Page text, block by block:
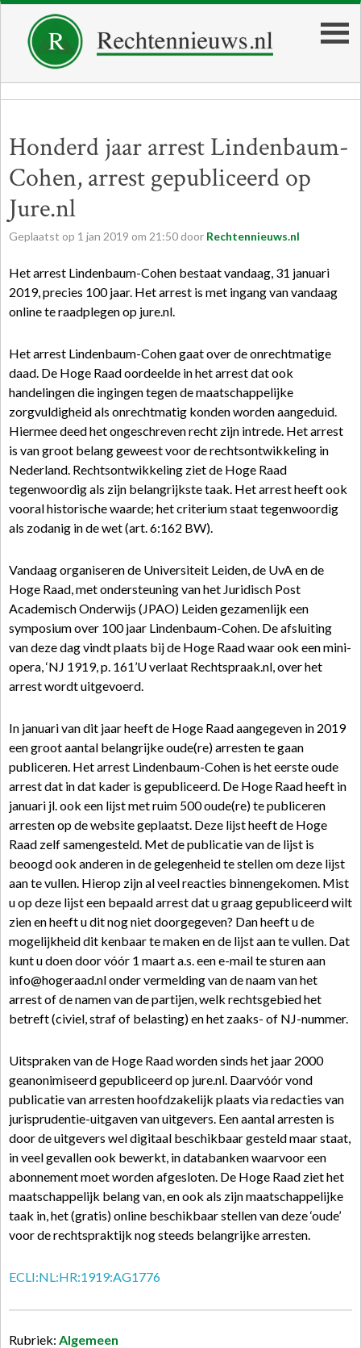
Honderd jaar arrest Lindenbaum-
Cohen, arrest gepubliceerd op
Jure.nl
Geplaatst op 1 jan 2019 om 21:50 door Rechtennieuws.nl
Het arrest Lindenbaum-Cohen bestaat vandaag, 31 januari
2019, precies 100 jaar. Het arrest is met ingang van vandaag
online te raadplegen op jure.nl.
Het arrest Lindenbaum-Cohen gaat over de onrechtmatige
daad. De Hoge Raad oordeelde in het arrest dat ook
handelingen die ingingen tegen de maatschappelijke
zorgvuldigheid als onrechtmatig konden worden aangeduid.
Hiermee deed het ongeschreven recht zijn intrede. Het arrest
is van groot belang geweest voor de rechtsontwikkeling in
Nederland. Rechtsontwikkeling ziet de Hoge Raad
tegenwoordig als zijn belangrijkste taak. Het arrest heeft ook
vooral historische waarde; het criterium staat tegenwoordig
als zodanig in de wet (art. 6:162 BW).
Vandaag organiseren de Universiteit Leiden, de UvA en de
Hoge Raad, met ondersteuning van het Juridisch Post
Academisch Onderwijs (JPAO) Leiden gezamenlijk een
symposium over 100 jaar Lindenbaum-Cohen. De afsluiting
van deze dag vindt plaats bij de Hoge Raad waar ook een mini-
opera, ‘NJ 1919, p. 161’U verlaat Rechtspraak.nl, over het
arrest wordt uitgevoerd.
In januari van dit jaar heeft de Hoge Raad aangegeven in 2019
een groot aantal belangrijke oude(re) arresten te gaan
publiceren. Het arrest Lindenbaum-Cohen is het eerste oude
arrest dat in dat kader is gepubliceerd. De Hoge Raad heeft in
januari jl. ook een lijst met ruim 500 oude(re) te publiceren
arresten op de website geplaatst. Deze lijst heeft de Hoge
Raad zelf samengesteld. Met de publicatie van de lijst is
beoogd ook anderen in de gelegenheid te stellen om deze lijst
aan te vullen. Hierop zijn al veel reacties binnengekomen. Mist
u op deze lijst een bepaald arrest dat u graag gepubliceerd wilt
zien en heeft u dit nog niet doorgegeven? Dan heeft u de
mogelijkheid dit kenbaar te maken en de lijst aan te vullen. Dat
kunt u doen door vóór 1 maart a.s. een e-mail te sturen aan
info@hogeraad.nl onder vermelding van de naam van het
arrest of de namen van de partijen, welk rechtsgebied het
betreft (civiel, straf of belasting) en het zaaks- of NJ-nummer.
Uitspraken van de Hoge Raad worden sinds het jaar 2000
geanonimiseerd gepubliceerd op jure.nl. Daarvóór vond
publicatie van arresten hoofdzakelijk plaats via redacties van
jurisprudentie-uitgaven van uitgevers. Een aantal arresten is
door de uitgevers wel digitaal beschikbaar gesteld maar staat,
in veel gevallen ook bewerkt, in databanken waarvoor een
abonnement moet worden afgesloten. De Hoge Raad ziet het
maatschappelijk belang van, en ook als zijn maatschappelijke
taak in, het (gratis) online beschikbaar stellen van deze ‘oude’
voor de rechtspraktijk nog steeds belangrijke arresten.
ECLI:NL:HR:1919:AG1776
Rubriek: Algemeen